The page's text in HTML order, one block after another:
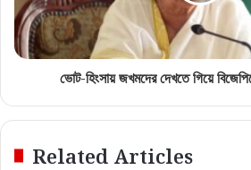
ভোট-হিংসায় জখমদের দেখতে গিয়ে
Related Articles